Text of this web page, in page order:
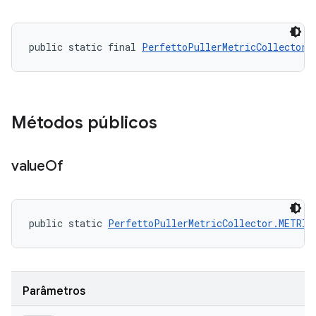
public static final
Métodos públicos
valueOf
public static
Parâmetros